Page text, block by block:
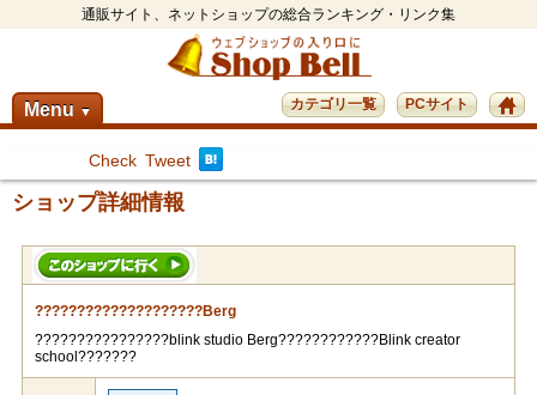
通販サイト、ネットショップの総合ランキング・リンク集
Menu ▼ PCサイト
カテゴリ一覧
Check Tweet
ショップ詳細情報
????????????????????Berg
????????????????blink studio Berg????????????Blink creator
school???????